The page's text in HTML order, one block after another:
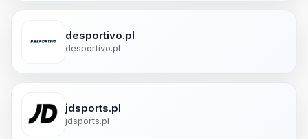
desportivo.pl
desportivo.pl
jdsports.pl
jdsports.pl